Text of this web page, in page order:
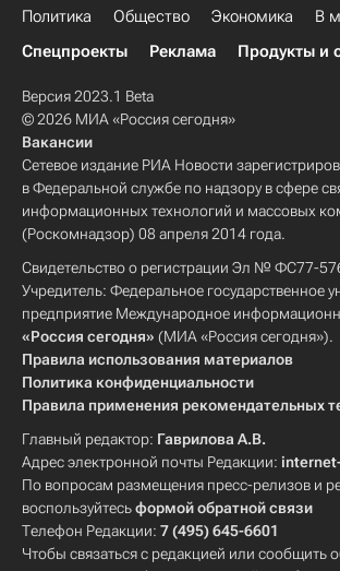
Политика Общество Экономика В
Спецпроекты
Реклама Продукты и
Версия 2023.1 Beta
© 2026 МИА «Россия сегодня»
Вакансии
Сетевое издание РИА Новости
в Федеральной службе по надзору в сфере
информационных технологий и массовых
(Роскомнадзор) 08 апреля 2014 года.
Свидетельство о регистрации Эл № ФС77-
Учредитель: Федеральное государственное
предприятие Международное
«Россия сегодня» (МИА «Россия сегодня»).
Правила использования материалов
Политика конфиденциальности
Правила применения рекомендательных
Главный редактор: Гаврилова А.В.
Адрес электронной почты Редакции:
По вопросам размещения пресс-релизов и
воспользуйтесьформой обратной связи
Телефон Редакции: 7 (495) 645-6601
Чтобы связаться с редакцией или сообщить